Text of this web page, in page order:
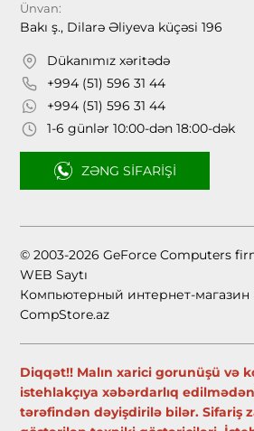
Ünvan:
Bakı ş., Dilarə Əliyeva küçəsi 196
Dükanımız xəritədə
+994 (51) 596 31 44
+994 (51) 596 31 44
1-6 günlər 10:00-dən 18:00-dək
ZƏNG SIFARIŞI
© 2003-2026 GeForce Computers
WEB Saytı
Компьютерный интернет-магазин
CompStore.az
Diqqət!! Malın xarici gorunüşü və
istehlakçıya xəbərdarlıq
tərəfindən dəyişdirilə bilər. Sifariş